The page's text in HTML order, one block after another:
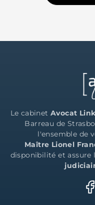
Le cabinetAvocat
Barreau de
l'ensemble de
Maître Lionel
disponibilité et